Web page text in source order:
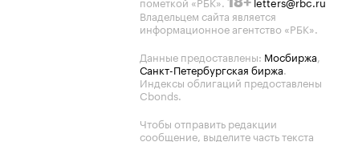
Владельцем сайта является
информационное агентство «РБК».
Данные предоставлены: Мосбиржа,
Санкт-Петербургская биржа.
Индексы облигаций предоставлены
Cbonds.
Чтобы отправить редакции
сообщение, выделите часть текста